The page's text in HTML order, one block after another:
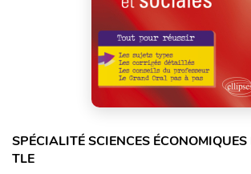
SPÉCIALITÉ SCIENCES
TLE